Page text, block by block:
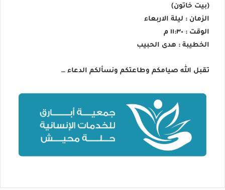
(بيت خاتون)
الزمان : ليلة الاربعاء
الوقت : ١١:٣٠ م
الخطيبة : هدى الحبيب
تقبل الله صيامكم وطاعتكم ونسألكم الدعاء …